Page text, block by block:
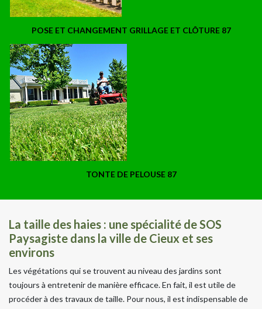
POSE ET CHANGEMENT GRILLAGE ET CLÔTURE 87
TONTE DE PELOUSE 87
La taille des haies : une spécialité de SOS
Paysagiste dans la ville de Cieux et ses
environs
Les végétations qui se trouvent au niveau des jardins sont
toujours à entretenir de manière efficace. En fait, il est utile de
procéder à des travaux de taille. Pour nous, il est indispensable de